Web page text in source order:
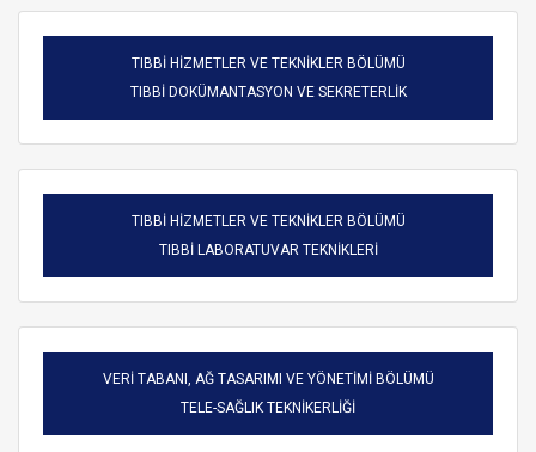
TIBBİ HİZMETLER VE TEKNİKLER BÖLÜMÜ
TIBBİ DOKÜMANTASYON VE SEKRETERLİK
TIBBİ HİZMETLER VE TEKNİKLER BÖLÜMÜ
TIBBİ LABORATUVAR TEKNİKLERİ
VERİ TABANI, AĞ TASARIMI VE YÖNETİMİ BÖLÜMÜ
TELE-SAĞLIK TEKNİKERLİĞİ